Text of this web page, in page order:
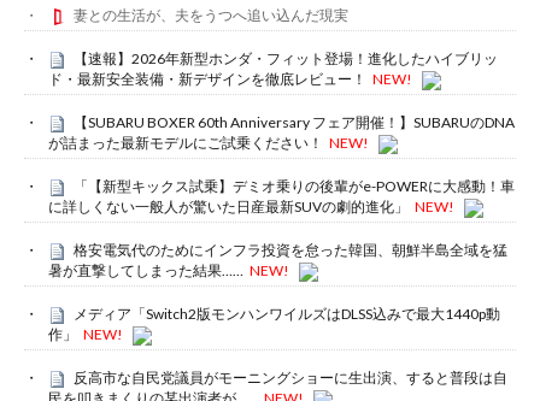
妻との生活が、夫をうつへ追い込んだ現実
【速報】2026年新型ホンダ・フィット登場！進化したハイブリッ
ド・最新安全装備・新デザインを徹底レビュー！
NEW!
【SUBARU BOXER 60th Anniversary フェア開催！】SUBARUのDNA
が詰まった最新モデルにご試乗ください！
NEW!
「【新型キックス試乗】デミオ乗りの後輩がe-POWERに大感動！車
に詳しくない一般人が驚いた日産最新SUVの劇的進化」
NEW!
格安電気代のためにインフラ投資を怠った韓国、朝鮮半島全域を猛
暑が直撃してしまった結果……
NEW!
メディア「Switch2版モンハンワイルズはDLSS込みで最大1440p動
作」
NEW!
反高市な自民党議員がモーニングショーに生出演、すると普段は自